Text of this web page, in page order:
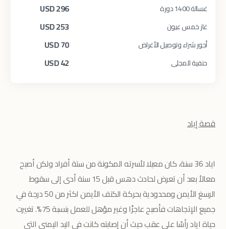
غسالة 1400 دورة 296
USD
غاز خمس عيون 253
USD
أجور شراء وتوصيل الأغراض 70
USD
حنفية للمجلى 42
USD
قصة إياد
اياد 36 سنة، كان معيلا لأسرته المكونة من ستة أفراد ولكن أصبح
معالأ بعد أن تعرض لحادث دهس قبل 15 سنة أدى إلى سقوط
الرسغ الأيمن ومحدودية بحركة الكتف الأيمن اكثر من 50 درجة في
جميع الإتجاهات فأصبح عاجزًا وغير مؤهل للعمل بنسبة 75%. تغيرت
حياة اياد رأسًا على عقب حيث أن إصابته كانت في اليد اليمنى التي